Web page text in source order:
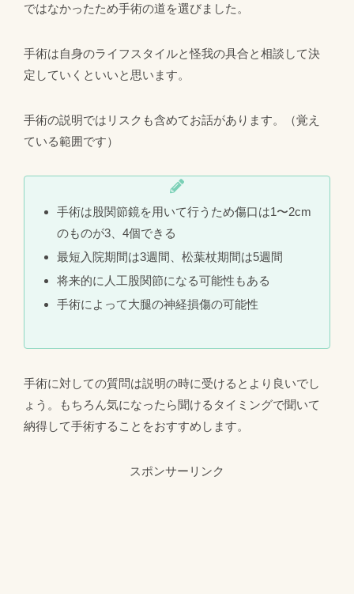
ではなかったため手術の道を選びました。
手術は自身のライフスタイルと怪我の具合と相談して決
定していくといいと思います。
手術の説明ではリスクも含めてお話があります。（覚え
ている範囲です）
手術は股関節鏡を用いて行うため傷口は1〜2cm
のものが3、4個できる
最短入院期間は3週間、松葉杖期間は5週間
将来的に人工股関節になる可能性もある
手術によって大腿の神経損傷の可能性
手術に対しての質問は説明の時に受けるとより良いでし
ょう。もちろん気になったら聞けるタイミングで聞いて
納得して手術することをおすすめします。
スポンサーリンク